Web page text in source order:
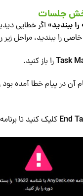
جلسات
ببندید» اگر خطایی
را ببندید، مراحل زیر
Taskرا باز کنید.
آن در پیام خطا آمده
End کلیک کنید تا